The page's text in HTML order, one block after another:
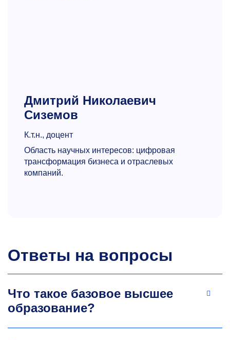
Дмитрий Николаевич
Сиземов
К.т.н., доцент
Область научных интересов: цифровая
трансформация бизнеса и отраслевых
компаний.
Ответы на вопросы
Что такое базовое высшее
образование?